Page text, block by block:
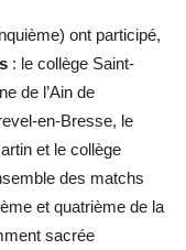
ont participé,
: le collège Saint-
de l’Ain de
en-Bresse, le
et le collège
des matchs
et quatrième de la
sacrée